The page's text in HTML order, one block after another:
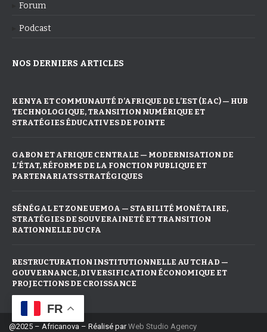
Forum
Podcast
NOS DERNIERS ARTICLES
KENYA ET COMMUNAUTÉ D’AFRIQUE DE L’EST (EAC) — HUB
TECHNOLOGIQUE, TRANSITION NUMÉRIQUE ET
STRATÉGIES ÉDUCATIVES DE POINTE
GABON ET AFRIQUE CENTRALE — MODERNISATION DE
L’ÉTAT, RÉFORME DE LA FONCTION PUBLIQUE ET
PARTENARIATS STRATÉGIQUES
SÉNÉGAL ET ZONE UEMOA — STABILITÉ MONÉTAIRE,
STRATÉGIES DE SOUVERAINETÉ ET TRANSITION
RATIONNELLE DU CFA
RESTRUCTURATION INSTITUTIONNELLE AU TCHAD —
GOUVERNANCE, DIVERSIFICATION ÉCONOMIQUE ET
PROJECTIONS DE CROISSANCE
@2025 – Africanova – Réalisé parWeb Studio Agency
FR